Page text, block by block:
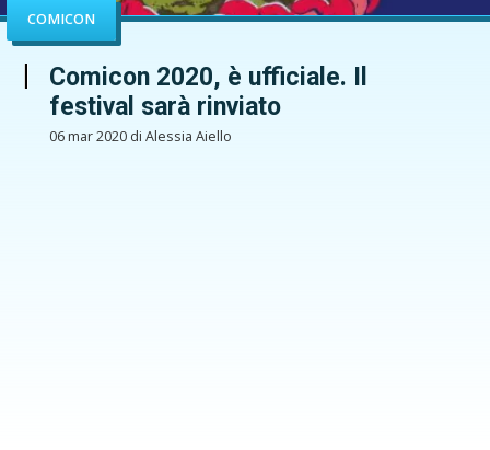
COMICON
Comicon 2020, è ufficiale. Il
festival sarà rinviato
06 mar 2020 di Alessia Aiello